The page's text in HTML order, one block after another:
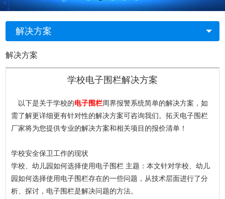
解决方案
解决方案
学校电子围栏解决方案
以下是关于学校的电子围栏周界报警系统简单的解决方案，如
需了解更详细更有针对性的解决方案可咨询我们。拓天电子围栏
厂家将为您提供专业的解决方案和相关项目的报价清单！
学校安全保卫工作的现状
学校、幼儿园如何选择使用电子围栏 主题：本文针对学校、幼儿
园如何选择使用电子围栏存在的一些问题，从技术层面进行了分
析、探讨，电子围栏是解决问题的方法。